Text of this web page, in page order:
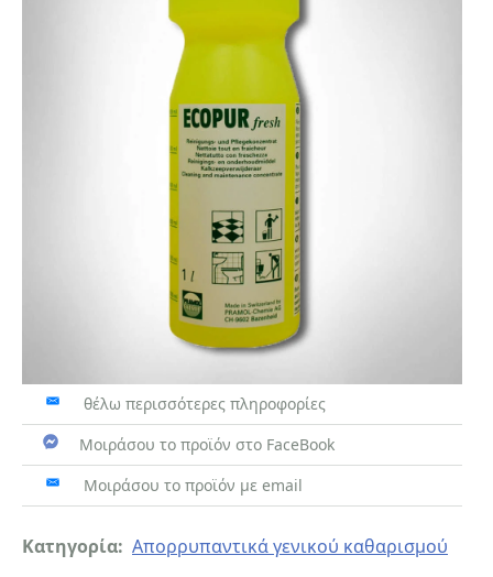
θέλω περισσότερες πληροφορίες
Μοιράσου το προϊόν στο FaceBook
Μοιράσου το προϊόν με email
Κατηγορία: Απορρυπαντικά γενικού καθαρισμού